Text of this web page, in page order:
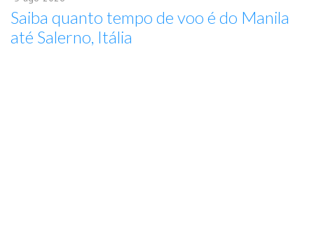
Saiba quanto tempo de voo é do Manila
até Salerno, Itália